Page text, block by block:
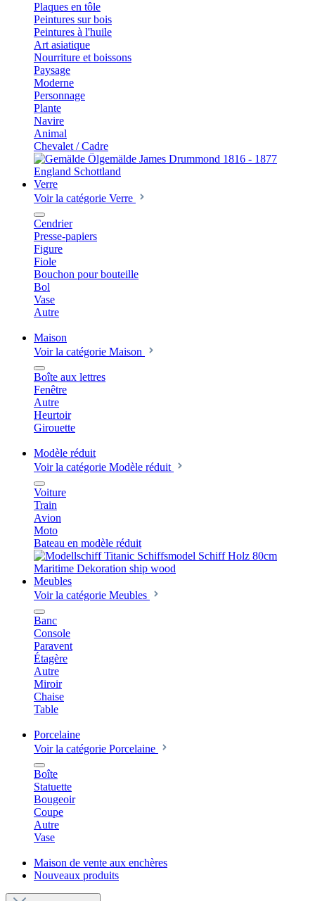
Plaques en tôle
Peintures sur bois
Peintures à l'huile
Art asiatique
Nourriture et boissons
Paysage
Moderne
Personnage
Plante
Navire
Animal
Chevalet / Cadre
Verre
Voir la catégorie Verre
Cendrier
Presse-papiers
Figure
Fiole
Bouchon pour bouteille
Bol
Vase
Autre
Maison
Voir la catégorie Maison
Boîte aux lettres
Fenêtre
Autre
Heurtoir
Girouette
Modèle réduit
Voir la catégorie Modèle réduit
Voiture
Train
Avion
Moto
Bateau en modèle réduit
Meubles
Voir la catégorie Meubles
Banc
Console
Paravent
Étagère
Autre
Miroir
Chaise
Table
Porcelaine
Voir la catégorie Porcelaine
Boîte
Statuette
Bougeoir
Coupe
Autre
Vase
Maison de vente aux enchères
Nouveaux produits